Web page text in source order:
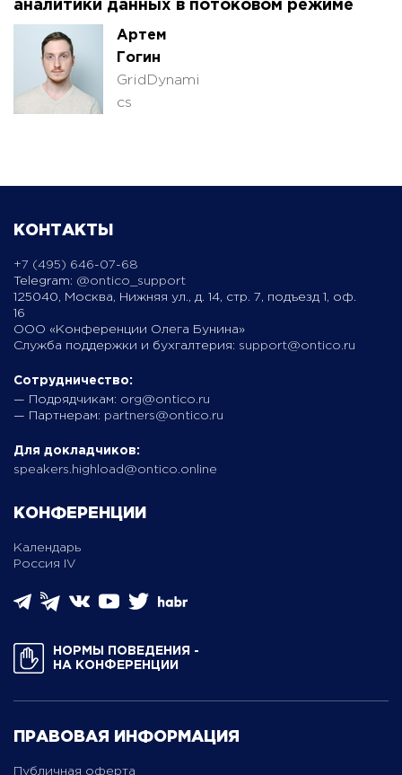
аналитики данных в потоковом режиме
Артем
Гогин
GridDynami
cs
КОНТАКТЫ
+7 (495) 646-07-68
Telegram: @ontico_support
125040, Москва, Нижняя ул., д. 14, стр. 7, подъезд 1, оф.
16
ООО «Конференции Олега Бунина»
Служба поддержки и бухгалтерия: support@ontico.ru
Сотрудничество:
— Подрядчикам: org@ontico.ru
— Партнерам: partners@ontico.ru
Для докладчиков:
speakers.highload@ontico.online
КОНФЕРЕНЦИИ
Календарь
Россия IV
НОРМЫ ПОВЕДЕНИЯ ­
НА КОНФЕРЕНЦИИ
ПРАВОВАЯ ИНФОРМАЦИЯ
Публичная оферта